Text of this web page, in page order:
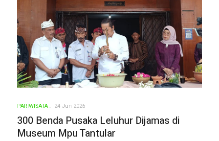
PARIWISATA 24 Jun 2026
300 Benda Pusaka Leluhur Dijamas di
Museum Mpu Tantular